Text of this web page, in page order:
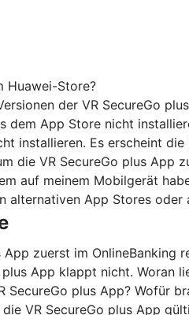
Huawei-Store?
der VR SecureGo
dem App Store nicht
installieren. Es erscheint
die VR SecureGo plus App
auf meinem Mobilgerät
alternativen App Stores
zuerst im OnlineBanking
App klappt nicht. Woran
plus App? Wofür
VR SecureGo plus App